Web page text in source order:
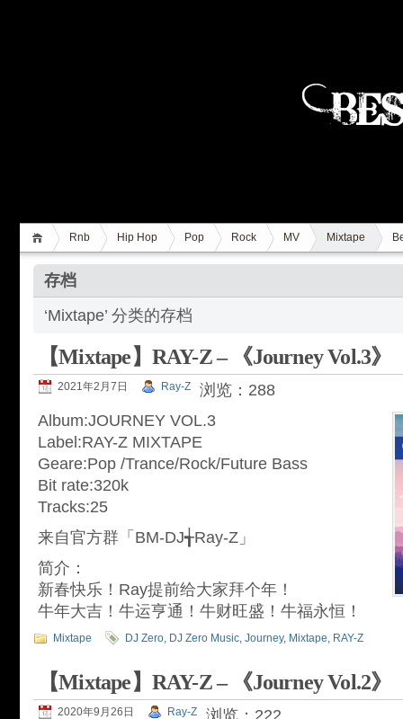
Rnb Hip Hop Pop Rock MV Mixtape
存档
‘Mixtape’ 分类的存档
【Mixtape】RAY-Z – 《Journey Vol.3》
2021年2月7日 Ray-Z
浏览：288
Album:JOURNEY VOL.3
Label:RAY-Z MIXTAPE
Geare:Pop /Trance/Rock/Future Bass
Bit rate:320k
Tracks:25
来自官方群「BM-DJ╅Ray-Z」
简介：
新春快乐！Ray提前给大家拜个年！
牛年大吉！牛运亨通！牛财旺盛！牛福永恒！
Mixtape DJ Zero, DJ Zero Music, Journey, Mixtape, RAY-Z
【Mixtape】RAY-Z – 《Journey Vol.2》
2020年9月26日 Ray-Z
浏览：222